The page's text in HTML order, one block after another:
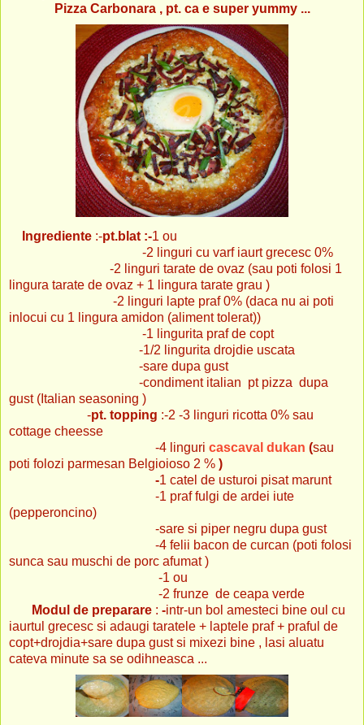
Pizza Carbonara , pt. ca e super yummy ...
Ingrediente :-pt.blat :-1 ou
-2 linguri cu varf iaurt grecesc 0%
-2 linguri tarate de ovaz (sau poti folosi 1
lingura tarate de ovaz + 1 lingura tarate grau )
-2 linguri lapte praf 0% (daca nu ai poti
inlocui cu 1 lingura amidon (aliment tolerat))
-1 lingurita praf de copt
-1/2 lingurita drojdie uscata
-sare dupa gust
-condiment italian pt pizza dupa
gust (Italian seasoning )
-pt. topping :-2 -3 linguri ricotta 0% sau
cottage cheesse
-4 linguri cascaval dukan (sau
poti folozi parmesan Belgioioso 2 % )
-1 catel de usturoi pisat marunt
-1 praf fulgi de ardei iute
(pepperoncino)
-sare si piper negru dupa gust
-4 felii bacon de curcan (poti folosi
sunca sau muschi de porc afumat )
-1 ou
-2 frunze de ceapa verde
Modul de preparare : -intr-un bol amesteci bine oul cu
iaurtul grecesc si adaugi taratele + laptele praf + praful de
copt+drojdia+sare dupa gust si mixezi bine , lasi aluatu
cateva minute sa se odihneasca ...